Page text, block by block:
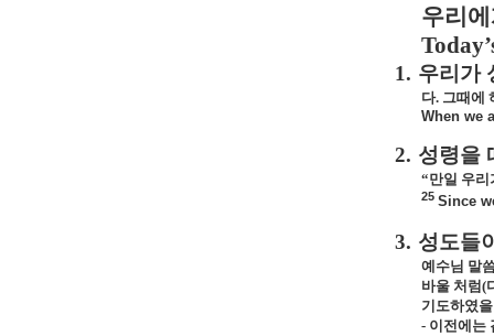
우리
1. 우리가
다. 그때에
When we
2. 성령을
“만일 우리
25 Since
3. 성도들
예수님 말
바울 처럼 (
기도하였
- 이전에는